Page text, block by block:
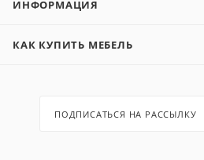
ИНФОРМАЦИЯ
КАК КУПИТЬ МЕБЕЛЬ
ПОДПИСАТЬСЯ НА РАССЫЛКУ